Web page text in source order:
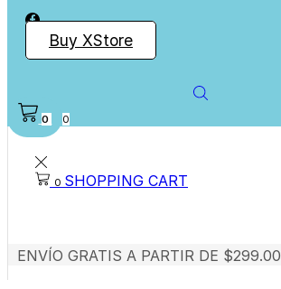
Buy XStore
0 0
0 SHOPPING CART
ENVÍO GRATIS A PARTIR DE $299.00